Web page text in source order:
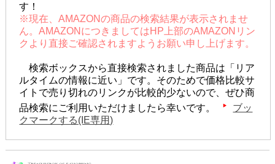
す！
※現在、AMAZONの商品の検索結果が表示されませ
ん。AMAZONにつきましてはHP上部のAMAZONリン
クより直接ご確認されますようお願い申し上げます。
検索ボックスから直接検索されました商品は「リア
ルタイムの情報に近い」です。そのためで価格比較サ
イトで売り切れのリンクが比較的少ないので、ぜひ商
品検索にご利用いただけましたら幸いです。
ブッ
クマークする(IE専用)